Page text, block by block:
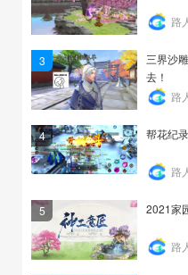
路
3
三界沙
去！
路
4 帮花纪
路
5 2021家
路